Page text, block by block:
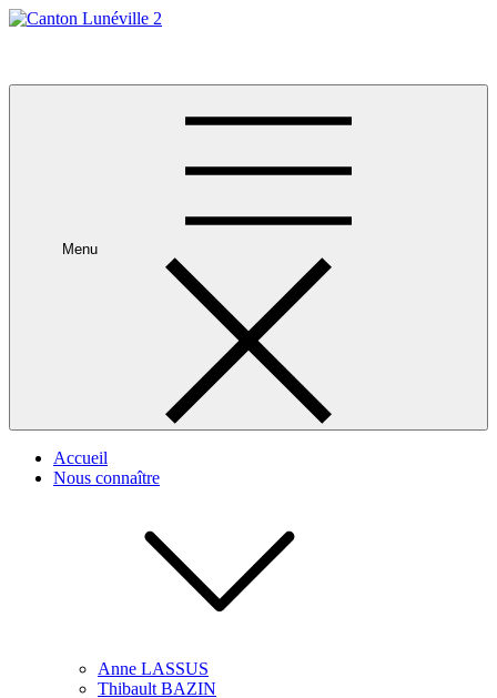
Skip
Menu
Accueil
Nous connaître
Anne LASSUS
Thibault BAZIN